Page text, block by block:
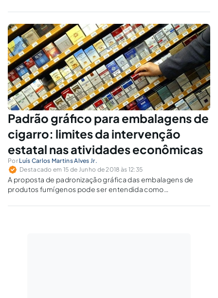
específico as questões referentes à
publicidade enganosa, suas repercussões
sociais, e suas regulações previstas no
ordenamento jurídico.
Padrão gráfico para embalagens de
cigarro: limites da intervenção
estatal nas atividades econômicas
Por Luís Carlos Martins Alves Jr.
Destacado em 15 de Junho de 2018 às 12:35
A proposta de padronização gráfica das embalagens de
produtos fumígenos pode ser entendida como
propaganda e publicidade constitucionalmente autorizadas